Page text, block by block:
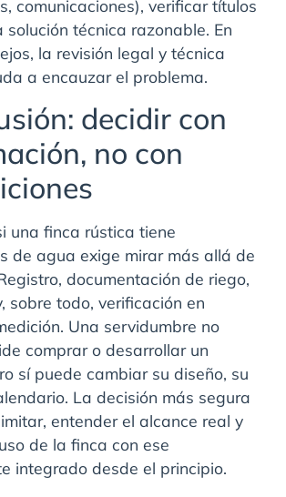
comunicaciones), verificar títulos
solución técnica razonable. En
la revisión legal y técnica
a encauzar el problema.
decidir con
no con
una finca rústica tiene
de agua exige mirar más allá de
documentación de riego,
sobre todo, verificación en
Una servidumbre no
comprar o desarrollar un
sí puede cambiar su diseño, su
La decisión más segura
entender el alcance real y
de la finca con ese
integrado desde el principio.